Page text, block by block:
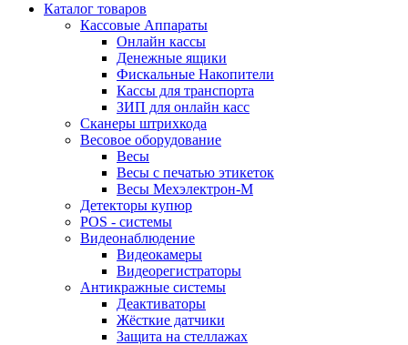
Каталог товаров
Кассовые Аппараты
Онлайн кассы
Денежные ящики
Фискальные Накопители
Кассы для транспорта
ЗИП для онлайн касс
Сканеры штрихкода
Весовое оборудование
Весы
Весы с печатью этикеток
Весы Мехэлектрон-М
Детекторы купюр
POS - системы
Видеонаблюдение
Видеокамеры
Видеорегистраторы
Антикражные системы
Деактиваторы
Жёсткие датчики
Защита на стеллажах